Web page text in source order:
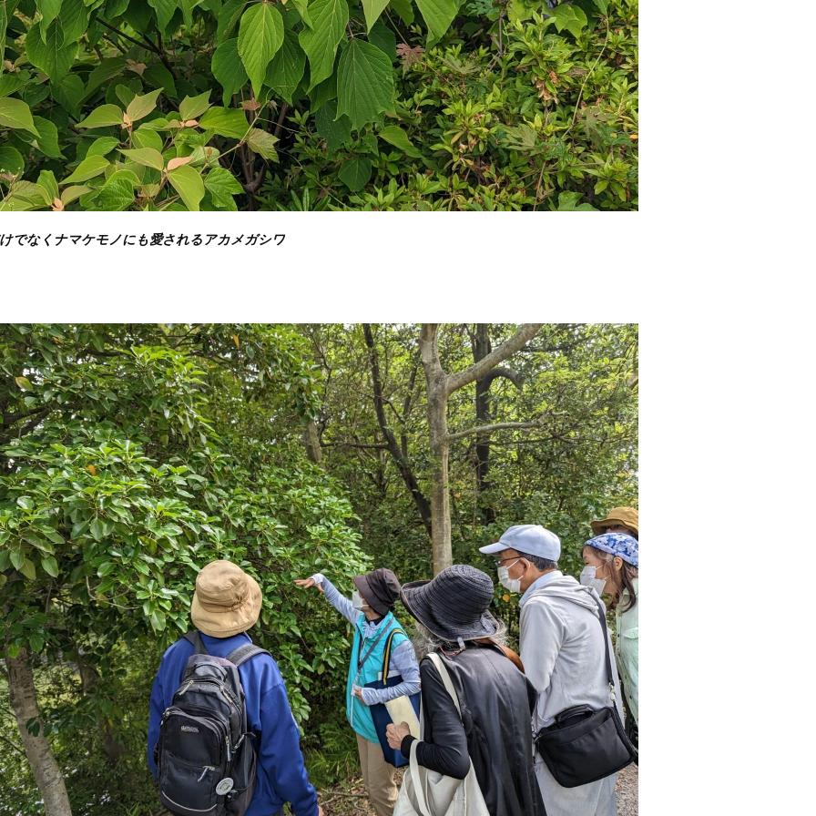
でなくナマケモノにも愛されるアカメガシワ